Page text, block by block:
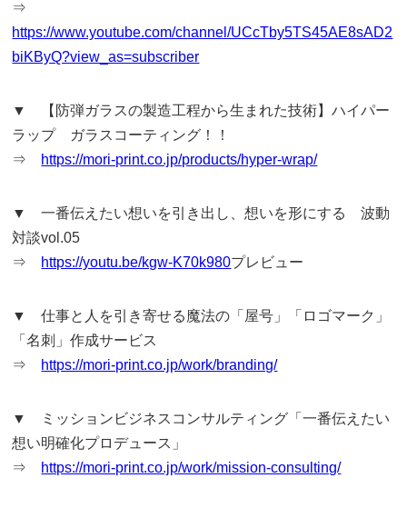
⇒
https://www.youtube.com/channel/UCcTby5TS45AE8sAD2
biKByQ?view_as=subscriber
▼ 【防弾ガラスの製造工程から生まれた技術】ハイパー
ラップ ガラスコーティング！！
⇒ https://mori-print.co.jp/products/hyper-wrap/
▼ 一番伝えたい想いを引き出し、想いを形にする 波動
対談vol.05
⇒ https://youtu.be/kgw-K70k980プレビュー
▼ 仕事と人を引き寄せる魔法の「屋号」「ロゴマーク」
「名刺」作成サービス
⇒ https://mori-print.co.jp/work/branding/
▼ ミッションビジネスコンサルティング「一番伝えたい
想い明確化プロデュース」
⇒ https://mori-print.co.jp/work/mission-consulting/